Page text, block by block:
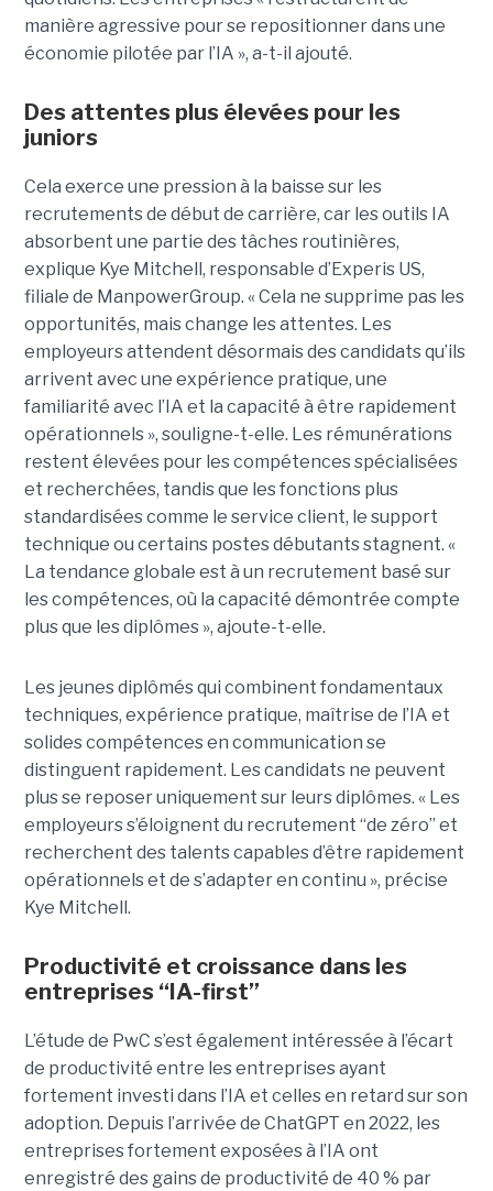
manière agressive pour se repositionner dans une
économie pilotée par l’IA », a-t-il ajouté.
Des attentes plus élevées pour les
juniors
Cela exerce une pression à la baisse sur les
recrutements de début de carrière, car les outils IA
absorbent une partie des tâches routinières,
explique Kye Mitchell, responsable d’Experis US,
filiale de ManpowerGroup. « Cela ne supprime pas les
opportunités, mais change les attentes. Les
employeurs attendent désormais des candidats qu’ils
arrivent avec une expérience pratique, une
familiarité avec l’IA et la capacité à être rapidement
opérationnels », souligne-t-elle. Les rémunérations
restent élevées pour les compétences spécialisées
et recherchées, tandis que les fonctions plus
standardisées comme le service client, le support
technique ou certains postes débutants stagnent. «
La tendance globale est à un recrutement basé sur
les compétences, où la capacité démontrée compte
plus que les diplômes », ajoute-t-elle.
Les jeunes diplômés qui combinent fondamentaux
techniques, expérience pratique, maîtrise de l’IA et
solides compétences en communication se
distinguent rapidement. Les candidats ne peuvent
plus se reposer uniquement sur leurs diplômes. « Les
employeurs s’éloignent du recrutement “de zéro” et
recherchent des talents capables d’être rapidement
opérationnels et de s’adapter en continu », précise
Kye Mitchell.
Productivité et croissance dans les
entreprises “IA-first”
L’étude de PwC s’est également intéressée à l’écart
de productivité entre les entreprises ayant
fortement investi dans l’IA et celles en retard sur son
adoption. Depuis l’arrivée de ChatGPT en 2022, les
entreprises fortement exposées à l’IA ont
enregistré des gains de productivité de 40 % par